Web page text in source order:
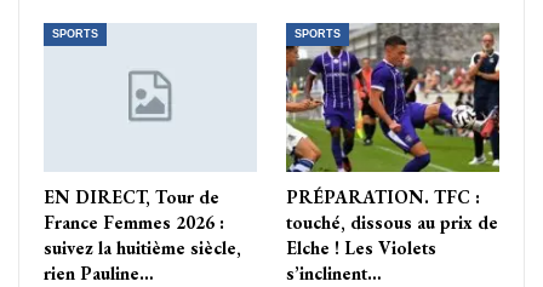
SPORTS
EN DIRECT, Tour de
France Femmes 2026 :
suivez la huitième siècle,
rien Pauline…
SPORTS
PRÉPARATION. TFC :
touché, dissous au prix de
Elche ! Les Violets
s’inclinent…